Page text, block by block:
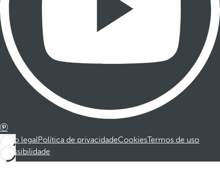
Aviso legalPolítica de privacidadeCookiesTermos de uso
Acessibilidade